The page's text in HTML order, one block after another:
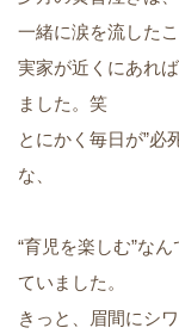
一緒に涙を流した
実家が近くにあれ
ました。笑
とにかく毎日が”必
な、
“育児を楽しむ”な
ていました。
きっと、眉間にシ